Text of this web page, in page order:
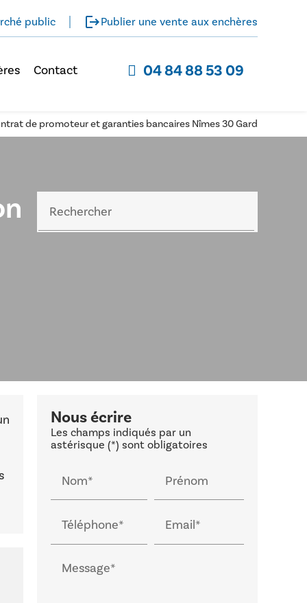
public logoutPublier une vente aux enchères
Contact 04 84 88 53 09
de promoteur et garanties bancaires Nîmes 30 Gard
Rechercher
Nous écrire
Les champs indiqués par un
astérisque (*) sont obligatoires
Nom* Prénom
Téléphone* Email*
Message*